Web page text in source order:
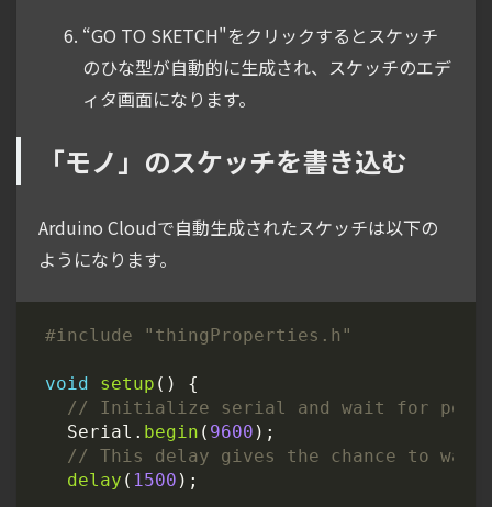
“GO TO SKETCH"をクリックするとスケッチ
のひな型が自動的に生成され、スケッチのエデ
ィタ画面になります。
「モノ」のスケッチを書き込む
Arduino Cloudで自動生成されたスケッチは以下の
ようになります。
#include "thingProperties.h"
void setup () {
Serial . begin ( 9600 );
delay ( 1500 );